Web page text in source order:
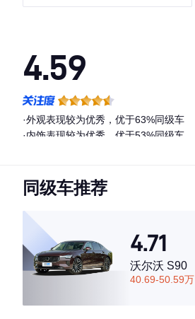
4.59
·外观表现较为优秀，优于63%同级车
·内饰表现较为优秀，优于53%同级车
同级车推荐
4.71
沃尔沃 S90
40.69-50.59万